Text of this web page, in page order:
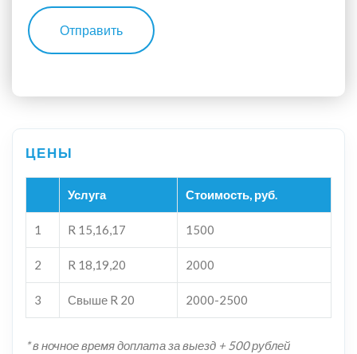
Отправить
Услуга Стоимость, руб.
1 R 15,16,17 1500
2 R 18,19,20 2000
3 Свыше R 20 2000-2500
* в ночное время доплата за выезд + 500 рублей